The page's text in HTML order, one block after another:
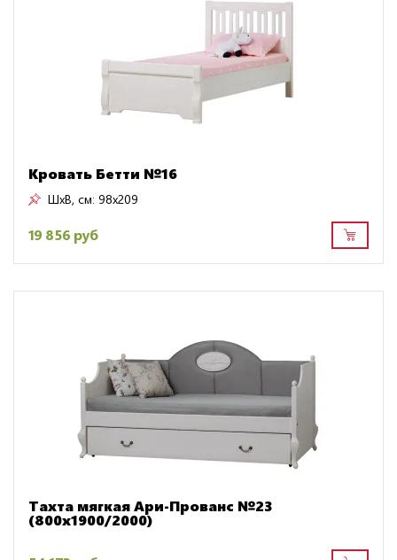
Кровать Бетти №16
ШxВ, см: 98x209
19 856 руб
Тахта мягкая Ари-Прованс №23
(800х1900/2000)